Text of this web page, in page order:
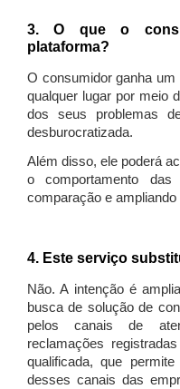
3. O que o
plataforma?
O consumidor ganha
qualquer lugar por meio
dos seus problemas
desburocratizada.
Além disso, ele poderá
o comportamento das
comparação e
4. Este serviço
Não. A intenção é
busca de solução de
pelos canais de
reclamações
qualificada, que
desses canais das